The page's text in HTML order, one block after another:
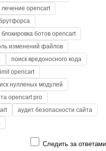
лечение opencart
блокировка ботов opencart
изменений файлов
поиск вредоносного кода
opencart
нулленых модулей
opencart pro
аудит безопасности сайта
Следить за ответами